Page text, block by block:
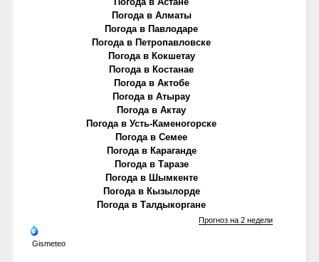
Погода в Алматы
Погода в Павлодаре
Погода в Петропавловске
Погода в Кокшетау
Погода в Костанае
Погода в Актобе
Погода в Атырау
Погода в Актау
Погода в Усть-Каменогорске
Погода в Семее
Погода в Караганде
Погода в Таразе
Погода в Шымкенте
Погода в Кызылорде
Погода в Талдыкоргане
Gismeteo
Прогноз на 2 недели